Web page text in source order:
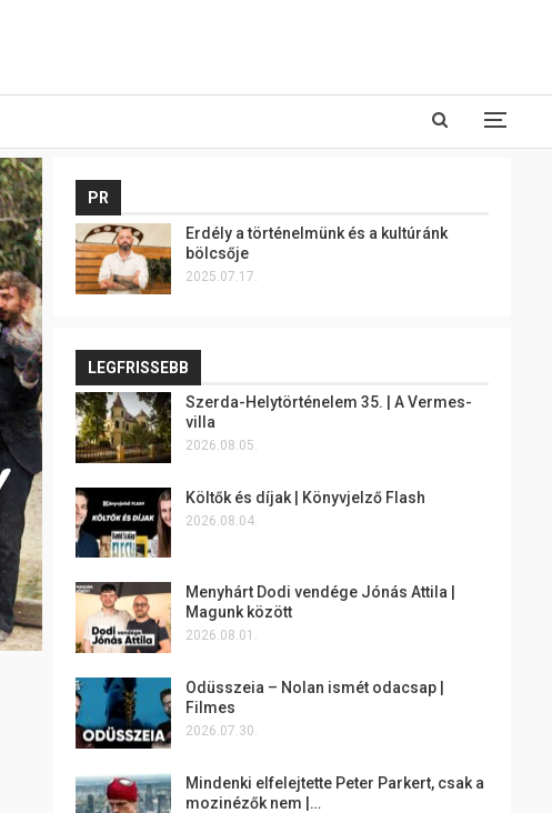
PR
Erdély a történelmünk és a kultúránk
bölcsője
2025.07.17.
LEGFRISSEBB
Szerda-Helytörténelem 35. | A Vermes-
villa
2026.08.05.
Költők és díjak | Könyvjelző Flash
2026.08.04.
Menyhárt Dodi vendége Jónás Attila |
Magunk között
2026.08.01.
Odüsszeia – Nolan ismét odacsap |
Filmes
2026.07.30.
Mindenki elfelejtette Peter Parkert, csak a
mozinézők nem |…